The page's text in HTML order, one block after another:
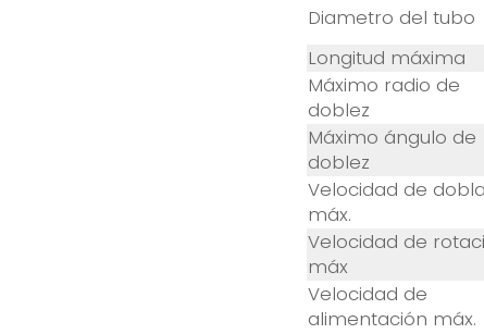
Diametro del tubo
Longitud máxima
Máximo radio de
doblez
Máximo ángulo de
doblez
Velocidad de
máx.
Velocidad de
máx
Velocidad de
alimentación máx.